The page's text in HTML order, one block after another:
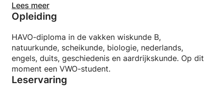
en de stof die ik ga behandelen op basis daarvan te
selecteren. Ik zal je vragen om zelf veel te oefenen
stellen. De drempel ligt heel erg laag.
Ik zal online contact houden buiten de lessen, zodat
je op elk moment een vraag kunt stellen, een
suggestie voor de stof kunt doen of feedback kan
Lees meer
Opleiding
HAVO-diploma in de vakken wiskunde B,
natuurkunde, scheikunde, biologie, nederlands,
engels, duits, geschiedenis en aardrijkskunde. Op dit
moment een VWO-student.
Leservaring